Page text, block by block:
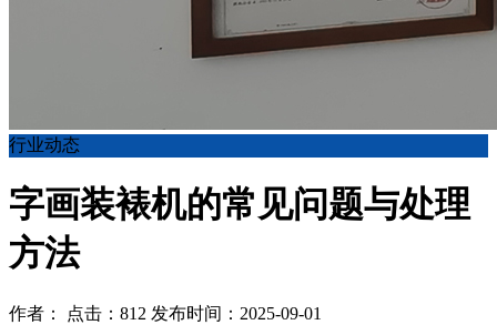
行业动态
字画装裱机的常见问题与处理
方法
作者： 点击：812 发布时间：2025-09-01